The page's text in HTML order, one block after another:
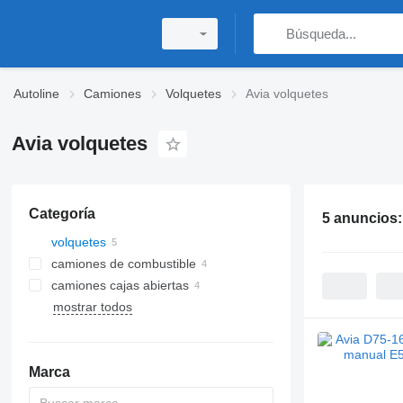
Autoline Camiones Volquetes Avia volquetes
Avia volquetes
Categoría
volquetes
camiones de combustible
camiones cajas abiertas
mostrar todos
Marca
5 anuncios: